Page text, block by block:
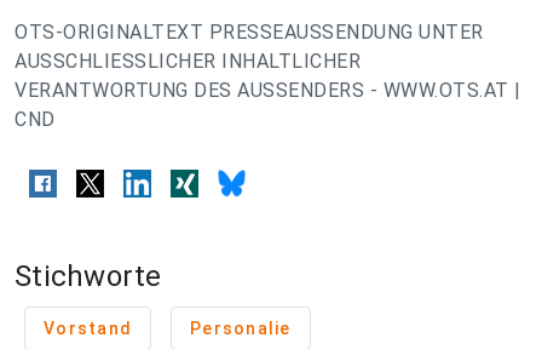
OTS-ORIGINALTEXT PRESSEAUSSENDUNG UNTER
AUSSCHLIESSLICHER INHALTLICHER
VERANTWORTUNG DES AUSSENDERS - WWW.OTS.AT |
CND
Stichworte
Vorstand Personalie